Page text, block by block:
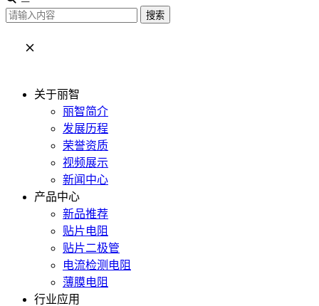
搜索
关于丽智
丽智简介
发展历程
荣誉资质
视频展示
新闻中心
产品中心
新品推荐
贴片电阻
贴片二极管
电流检测电阻
薄膜电阻
行业应用